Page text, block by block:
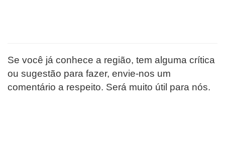
Se você já conhece a região, tem alguma crítica
ou sugestão para fazer, envie-nos um
comentário a respeito. Será muito útil para nós.